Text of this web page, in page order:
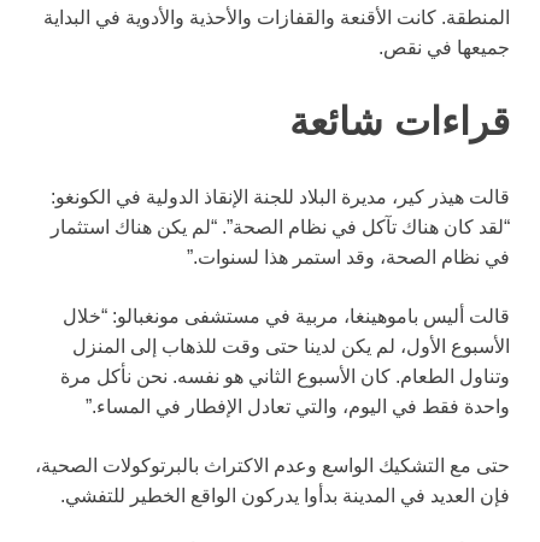
المنطقة. كانت الأقنعة والقفازات والأحذية والأدوية في البداية
جميعها في نقص.
قراءات شائعة
قالت هيذر كير، مديرة البلاد للجنة الإنقاذ الدولية في الكونغو:
“لقد كان هناك تآكل في نظام الصحة”. “لم يكن هناك استثمار
في نظام الصحة، وقد استمر هذا لسنوات.”
قالت أليس باموهينغا، مربية في مستشفى مونغبالو: “خلال
الأسبوع الأول، لم يكن لدينا حتى وقت للذهاب إلى المنزل
وتناول الطعام. كان الأسبوع الثاني هو نفسه. نحن نأكل مرة
واحدة فقط في اليوم، والتي تعادل الإفطار في المساء.”
حتى مع التشكيك الواسع وعدم الاكتراث بالبرتوكولات الصحية،
فإن العديد في المدينة بدأوا يدركون الواقع الخطير للتفشي.